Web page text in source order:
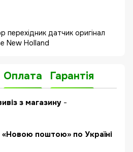
перехідник датчик оригінал
New Holland
Оплата Гарантія
з магазину -
«Новою поштою» по Україні